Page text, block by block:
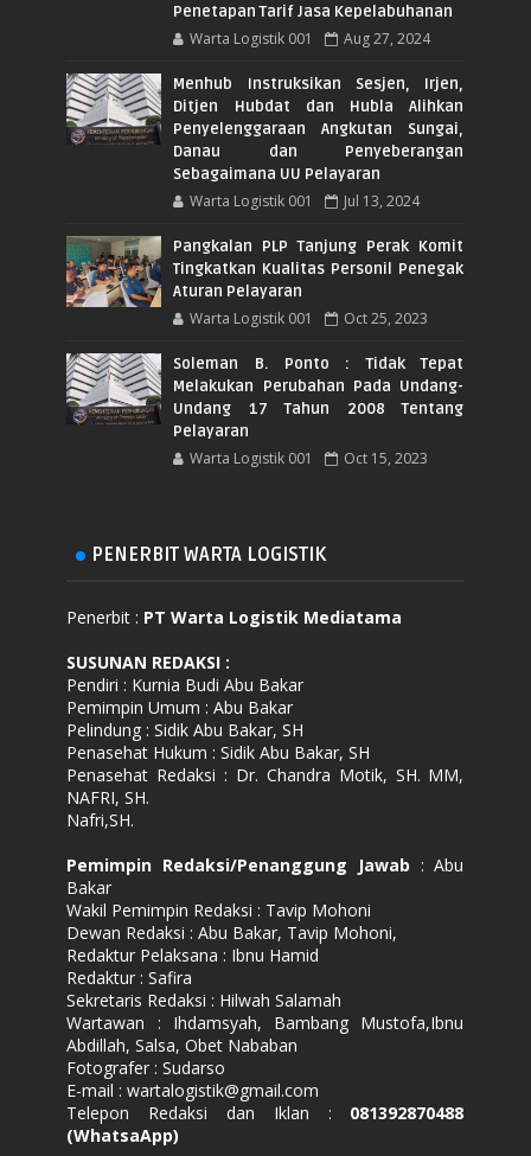
Penetapan Tarif Jasa Kepelabuhanan
Warta Logistik 001 Aug 27, 2024
Menhub Instruksikan Sesjen, Irjen,
Ditjen Hubdat dan Hubla Alihkan
Penyelenggaraan Angkutan Sungai,
Danau dan Penyeberangan
Sebagaimana UU Pelayaran
Warta Logistik 001 Jul 13, 2024
Pangkalan PLP Tanjung Perak Komit
Tingkatkan Kualitas Personil Penegak
Aturan Pelayaran
Warta Logistik 001 Oct 25, 2023
Soleman B. Ponto : Tidak Tepat
Melakukan Perubahan Pada Undang-
Undang 17 Tahun 2008 Tentang
Pelayaran
Warta Logistik 001 Oct 15, 2023
PENERBIT WARTA LOGISTIK
Penerbit : PT Warta Logistik Mediatama
SUSUNAN REDAKSI :
Pendiri : Kurnia Budi Abu Bakar
Pemimpin Umum : Abu Bakar
Pelindung : Sidik Abu Bakar, SH
Penasehat Hukum : Sidik Abu Bakar, SH
Penasehat Redaksi : Dr. Chandra Motik, SH. MM,
NAFRI, SH.
Nafri,SH.
Pemimpin Redaksi/Penanggung Jawab : Abu
Bakar
Wakil Pemimpin Redaksi : Tavip Mohoni
Dewan Redaksi : Abu Bakar, Tavip Mohoni,
Redaktur Pelaksana : Ibnu Hamid
Redaktur : Safira
Sekretaris Redaksi : Hilwah Salamah
Wartawan : Ihdamsyah, Bambang Mustofa,Ibnu
Abdillah, Salsa, Obet Nababan
Fotografer : Sudarso
E-mail : wartalogistik@gmail.com
Telepon Redaksi dan Iklan : 081392870488
(WhatsaApp)